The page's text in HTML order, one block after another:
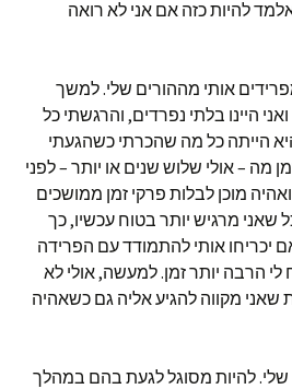
להיות כזה אם אני לא רואה
אותי מההורים שלי. למשך
היינו בלתי נפרדים, והרגשתי כל
הייתה כל מה שהכרתי כשהגעתי
מה – אולי שלוש שנים או יותר – לפני
מוכן לבלות פרקי זמן ממושכים
שאני מרגיש יותר בטוח עכשיו, כך
יכריחו אותי להתמודד עם הפרידה
לי הרבה יותר זמן. למעשה, אולי לא
שאני מקווה להגיע אליה גם כשאהיה
שלי. להיות מסוגל לגעת בהם במהלך